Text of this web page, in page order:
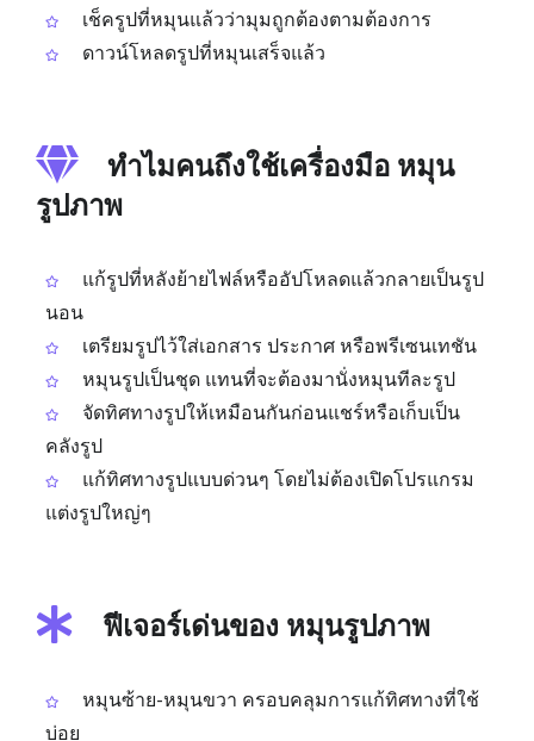
เช็ครูปที่หมุนแล้วว่ามุมถูกต้องตามต้องการ
ดาวน์โหลดรูปที่หมุนเสร็จแล้ว
ทำไมคนถึงใช้เครื่องมือ หมุน
รูปภาพ
แก้รูปที่หลังย้ายไฟล์หรืออัปโหลดแล้วกลายเป็นรูป
นอน
เตรียมรูปไว้ใส่เอกสาร ประกาศ หรือพรีเซนเทชัน
หมุนรูปเป็นชุด แทนที่จะต้องมานั่งหมุนทีละรูป
จัดทิศทางรูปให้เหมือนกันก่อนแชร์หรือเก็บเป็น
คลังรูป
แก้ทิศทางรูปแบบด่วนๆ โดยไม่ต้องเปิดโปรแกรม
แต่งรูปใหญ่ๆ
ฟีเจอร์เด่นของ หมุนรูปภาพ
หมุนซ้าย-หมุนขวา ครอบคลุมการแก้ทิศทางที่ใช้
บ่อย